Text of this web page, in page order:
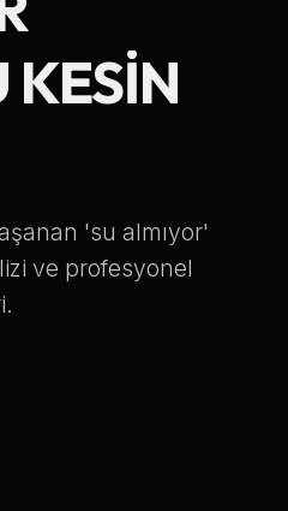
KESIN
'su almıyor'
ve profesyonel
Çağır